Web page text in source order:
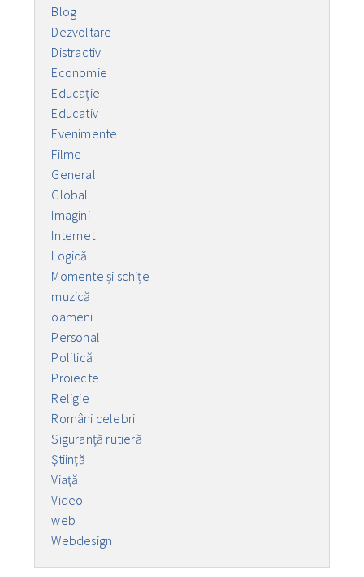
Blog
Dezvoltare
Distractiv
Economie
Educaţie
Educativ
Evenimente
Filme
General
Global
Imagini
Internet
Logică
Momente și schițe
muzică
oameni
Personal
Politică
Proiecte
Religie
Români celebri
Siguranță rutieră
Ştiinţă
Viaţă
Video
web
Webdesign